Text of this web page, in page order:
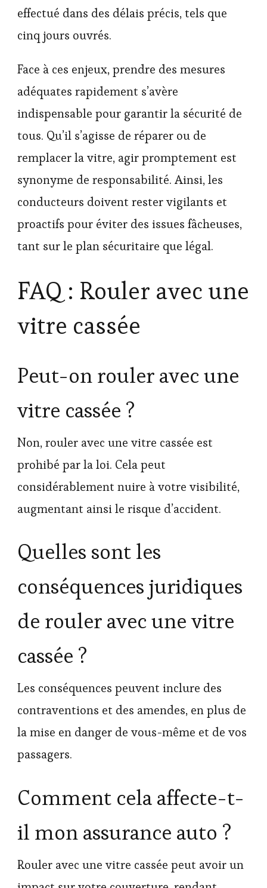
effectué dans des délais précis, tels que
cinq jours ouvrés.
Face à ces enjeux, prendre des mesures
adéquates rapidement s’avère
indispensable pour garantir la sécurité de
tous. Qu’il s’agisse de réparer ou de
remplacer la vitre, agir promptement est
synonyme de responsabilité. Ainsi, les
conducteurs doivent rester vigilants et
proactifs pour éviter des issues fâcheuses,
tant sur le plan sécuritaire que légal.
FAQ : Rouler avec une
vitre cassée
Peut-on rouler avec une
vitre cassée ?
Non, rouler avec une vitre cassée est
prohibé par la loi. Cela peut
considérablement nuire à votre visibilité,
augmentant ainsi le risque d’accident.
Quelles sont les
conséquences juridiques
de rouler avec une vitre
cassée ?
Les conséquences peuvent inclure des
contraventions et des amendes, en plus de
la mise en danger de vous-même et de vos
passagers.
Comment cela affecte-t-
il mon assurance auto ?
Rouler avec une vitre cassée peut avoir un